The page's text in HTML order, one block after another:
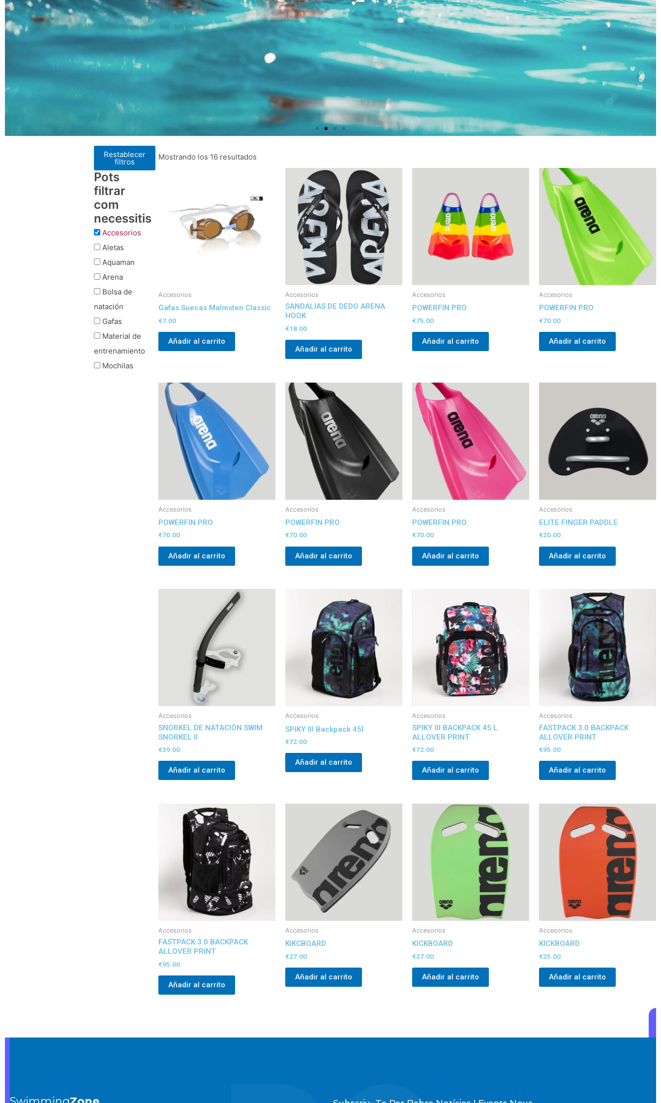
Restablecer
filtros
Pots
filtrar
com
necessitis
Accesorios
Aletas
Aquaman
Arena
Bolsa de
natación
Gafas
Material de
entrenamiento
Mochilas
Mostrando los 16 resultados
Accesorios
Gafas Suecas Malmsten Classic
€7.00
Añadir al carrito
Accesorios
SANDALIAS DE DEDO ARENA
HOOK
€18.00
Añadir al carrito
Accesorios
POWERFIN PRO
€75.00
Añadir al carrito
Accesorios
POWERFIN PRO
€70.00
Añadir al carrito
Accesorios
POWERFIN PRO
€70.00
Añadir al carrito
Accesorios
POWERFIN PRO
€70.00
Añadir al carrito
Accesorios
POWERFIN PRO
€70.00
Añadir al carrito
Accesorios
ELITE FINGER PADDLE
€20.00
Añadir al carrito
Accesorios
SNORKEL DE NATACIÓN SWIM
SNORKEL II
€39.00
Añadir al carrito
Accesorios
SPIKY III Backpack 45l
€72.00
Añadir al carrito
Accesorios
SPIKY III BACKPACK 45 L
ALLOVER PRINT
€72.00
Añadir al carrito
Accesorios
FASTPACK 3.0 BACKPACK
ALLOVER PRINT
€95.00
Añadir al carrito
Accesorios
FASTPACK 3.0 BACKPACK
ALLOVER PRINT
€95.00
Añadir al carrito
Accesorios
KIKCBOARD
€27.00
Añadir al carrito
Accesorios
KICKBOARD
€27.00
Añadir al carrito
Accesorios
KICKBOARD
€25.00
Añadir al carrito